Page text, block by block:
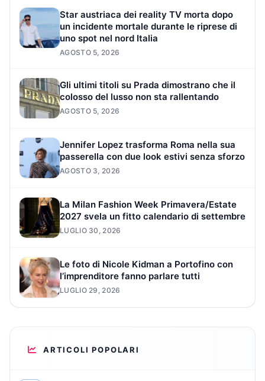
Star austriaca dei reality TV morta dopo
un incidente mortale durante le riprese di
uno spot nel nord Italia
AGOSTO 5, 2026
Gli ultimi titoli su Prada dimostrano che il
colosso del lusso non sta rallentando
AGOSTO 5, 2026
Jennifer Lopez trasforma Roma nella sua
passerella con due look estivi senza sforzo
AGOSTO 3, 2026
La Milan Fashion Week Primavera/Estate
2027 svela un fitto calendario di settembre
LUGLIO 30, 2026
Le foto di Nicole Kidman a Portofino con
l’imprenditore fanno parlare tutti
LUGLIO 29, 2026
ARTICOLI POPOLARI